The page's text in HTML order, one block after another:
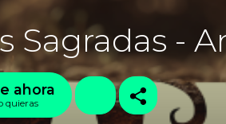
Sagradas -
ahora
quieras